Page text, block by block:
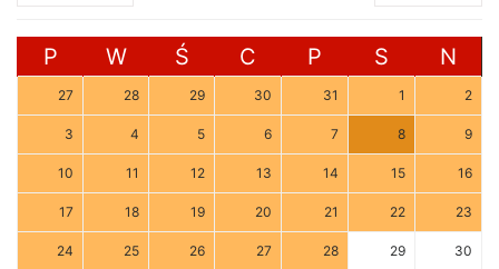
P W Ś C P S N
27 28 29 30 31 1 2
3 4 5 6 7 8 9
10 11 12 13 14 15 16
17 18 19 20 21 22 23
24 25 26 27 28 29 30